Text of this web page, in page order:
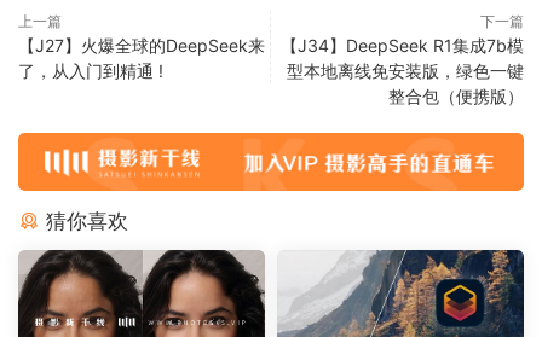
上一篇
【J27】火爆全球的DeepSeek来
了，从入门到精通 !
下一篇
【J34】DeepSeek R1集成7b模
型本地离线免安装版，绿色一键
整合包（便携版）
猜你喜欢